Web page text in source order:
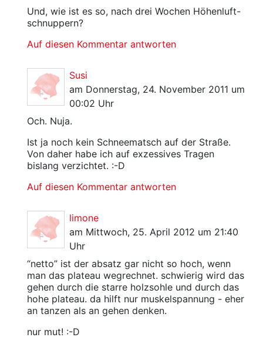
Und, wie ist es so, nach drei Wochen Höhenluft-
schnuppern?
Auf diesen Kommentar antworten
Susi
am Donnerstag, 24. November 2011 um
00:02 Uhr
Och. Nuja.
Ist ja noch kein Schneematsch auf der Straße.
Von daher habe ich auf exzessives Tragen
bislang verzichtet. :-D
Auf diesen Kommentar antworten
limone
am Mittwoch, 25. April 2012 um 21:40
Uhr
“netto” ist der absatz gar nicht so hoch, wenn
man das plateau wegrechnet. schwierig wird das
gehen durch die starre holzsohle und durch das
hohe plateau. da hilft nur muskelspannung - eher
an tanzen als an gehen denken.
nur mut! :-D